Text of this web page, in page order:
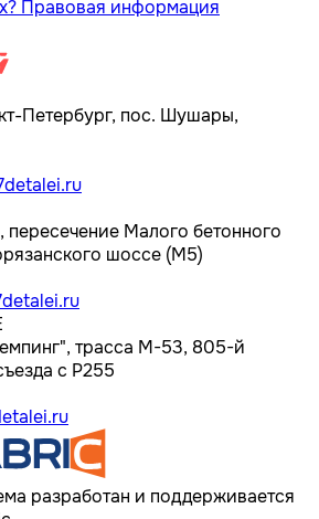
Правовая информация
Петербург, пос. Шушары,
Малого бетонного
шоссе (М5)
трасса M-53, 805-й
с Р255
разработан и поддерживается